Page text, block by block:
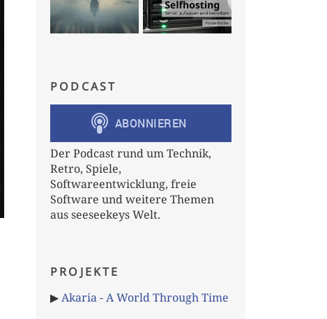
PODCAST
Der Podcast rund um Technik,
Retro, Spiele,
Softwareentwicklung, freie
Software und weitere Themen
aus seeseekeys Welt.
PROJEKTE
▶Akaria - A World Through Time